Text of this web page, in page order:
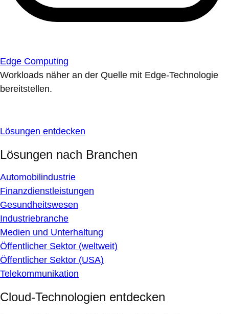
Edge Computing
Workloads näher an der Quelle mit Edge-Technologie
bereitstellen.
Lösungen entdecken
Lösungen nach Branchen
Automobilindustrie
Finanzdienstleistungen
Gesundheitswesen
Industriebranche
Medien und Unterhaltung
Öffentlicher Sektor (weltweit)
Öffentlicher Sektor (USA)
Telekommunikation
Cloud-Technologien entdecken